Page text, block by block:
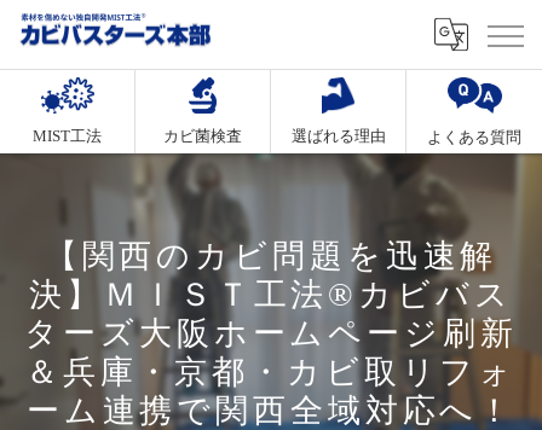
MIST工法 カビ菌検査 選ばれる理由 よくある質問
【関西のカビ問題を迅速解
決】ＭＩＳＴ工法®カビバス
ターズ大阪ホームページ刷新
＆兵庫・京都・カビ取リフォ
ーム連携で関西全域対応へ！